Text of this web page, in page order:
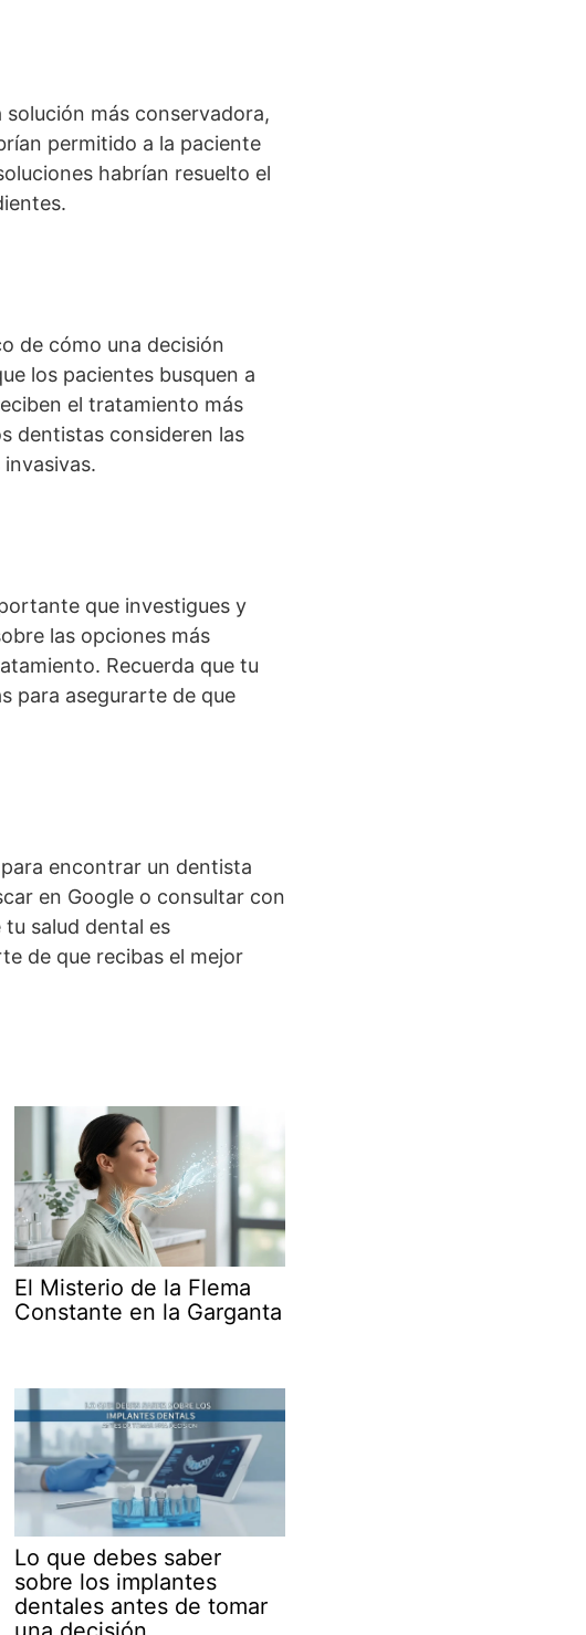
más conservadora,
permitido a la paciente
habrían resuelto el
de cómo una decisión
los pacientes busquen a
el tratamiento más
dentistas consideren las
que investigues y
las opciones más
Recuerda que tu
para asegurarte de que
encontrar un dentista
en Google o consultar con
salud dental es
de que recibas el mejor
El Misterio de la Flema
Constante en la Garganta
Lo que debes saber
sobre los implantes
dentales antes de tomar